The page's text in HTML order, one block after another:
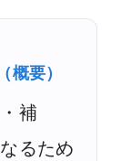
概要）
補
るため